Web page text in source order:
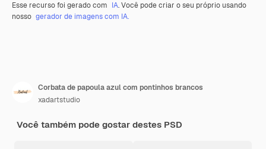
Esse recurso foi gerado com IA. Você pode criar o seu próprio usando
nosso gerador de imagens com IA.
Corbata de papoula azul com pontinhos brancos
xadartstudio
Você também pode gostar destes PSD